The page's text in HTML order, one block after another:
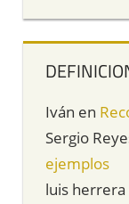
Iván en
Sergio
ejemplos
luis herrera